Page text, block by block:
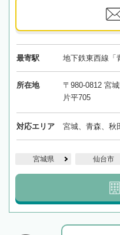
最寄駅 地下鉄東西線「
所在地
〒980-0812 宮
片平705
対応エリア 宮城、青森、秋
宮城県 仙台市